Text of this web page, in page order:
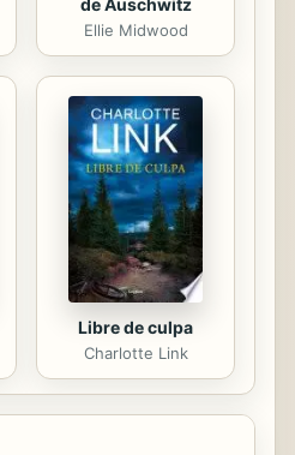
de Auschwitz
Ellie Midwood
Libre de culpa
Charlotte Link